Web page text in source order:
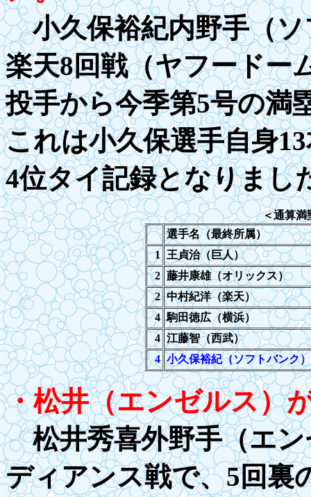
小久保裕紀内野手（ソ
楽天8回戦（ヤフードー
投手から今季第5号の満
これは小久保選手自身1
4位タイ記録となりまし
＜通算満
選手名（最終所属）
1
王貞治（巨人）
2 藤井康雄（オリックス）
2 中村紀洋（楽天）
4 駒田徳広（横浜）
4 江藤智（西武）
4 小久保裕紀（ソフトバンク）
・松井（エンゼルス）
松井秀喜外野手（エン
ディアンス戦で、5回裏